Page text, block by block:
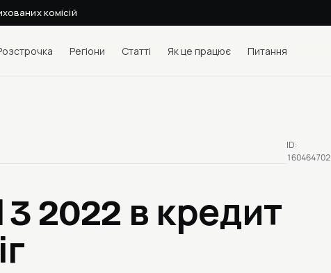
комісій
Регіони Статті Як це працює Питання
3 2022 в кредит
ID:
160464702